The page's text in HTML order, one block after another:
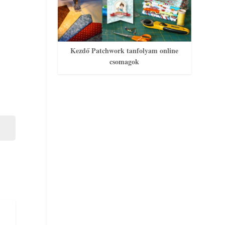
Kezdő Patchwork tanfolyam online
csomagok